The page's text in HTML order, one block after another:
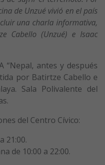
de Unzué vivió en el país
una charla informativa,
Cabello (Unzué) e Isaac
“Nepal, antes y después
por Batirtze Cabello e
Sala Polivalente del
del Centro Cívico:
21:00.
de 10:00 a 22:00.